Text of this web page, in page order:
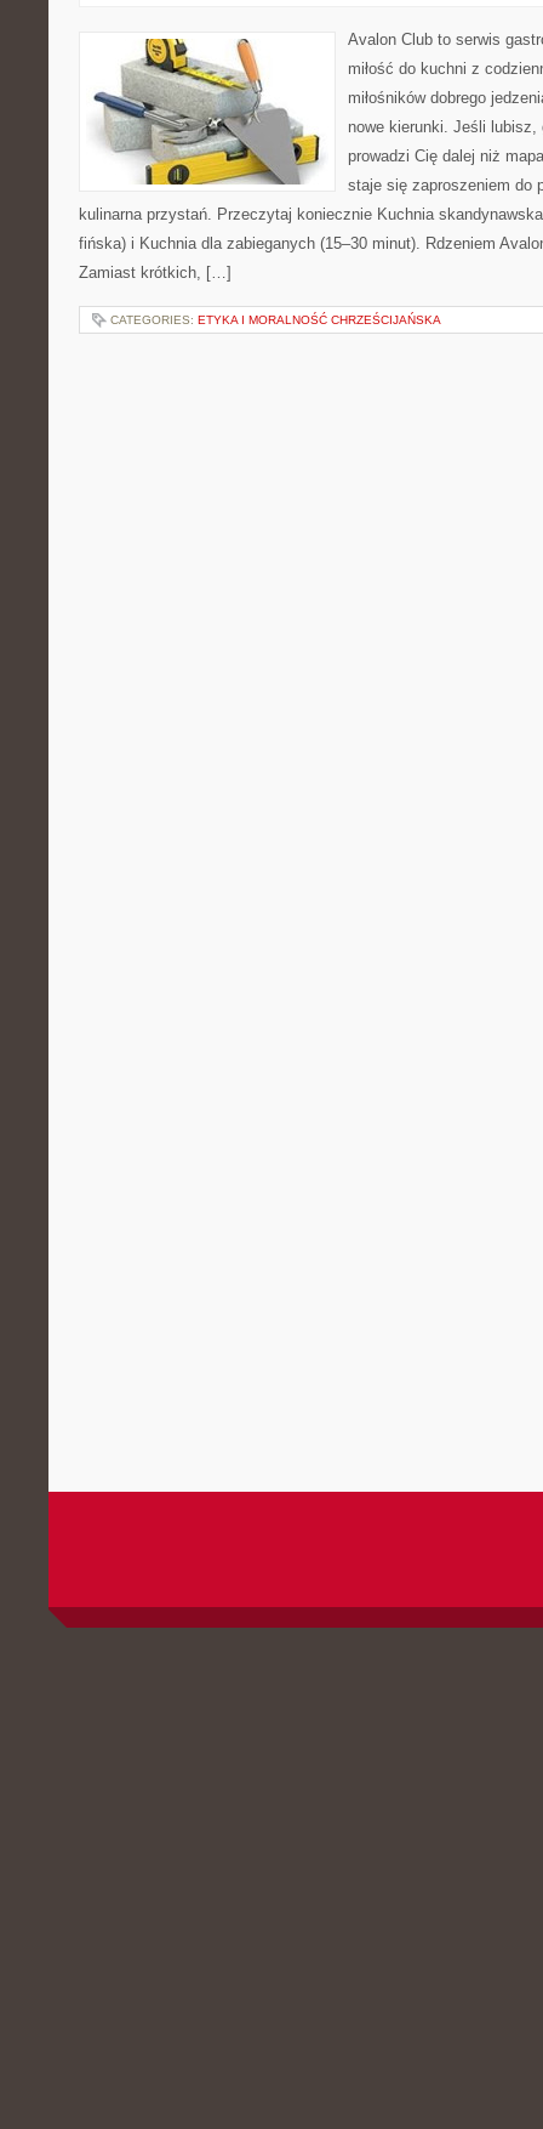
Avalon Club to serwis
miłość do kuchni z
miłośników dobrego
nowe kierunki. Jeśli lubisz,
prowadzi Cię dalej niż
staje się zaproszeniem do
kulinarna przystań. Przeczytaj koniecznie Kuchnia
fińska) i Kuchnia dla zabieganych (15–30 minut). Rdzeniem
Zamiast krótkich, […]
CATEGORIES: ETYKA I MORALNOŚĆ CHRZEŚCIJAŃSKA